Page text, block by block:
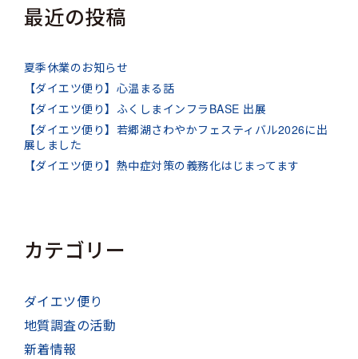
最近の投稿
夏季休業のお知らせ
【ダイエツ便り】心温まる話
【ダイエツ便り】ふくしまインフラBASE 出展
【ダイエツ便り】若郷湖さわやかフェスティバル2026に出
展しました
【ダイエツ便り】熱中症対策の義務化はじまってます
カテゴリー
ダイエツ便り
地質調査の活動
新着情報